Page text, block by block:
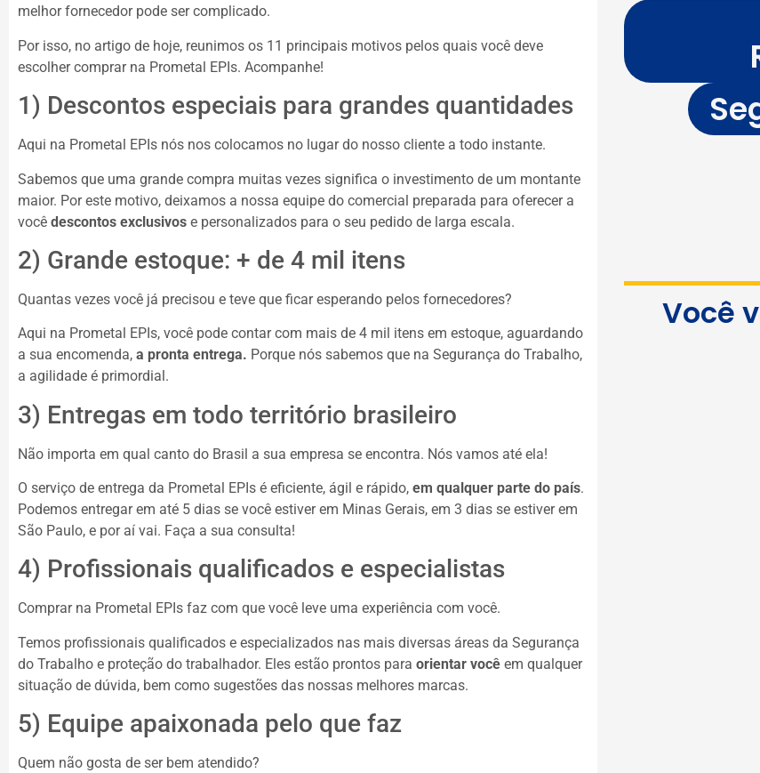
melhor fornecedor pode ser complicado.
Por isso, no artigo de hoje, reunimos os 11 principais motivos pelos quais você deve
escolher comprar na Prometal EPIs. Acompanhe!
1) Descontos especiais para grandes quantidades
Aqui na Prometal EPIs nós nos colocamos no lugar do nosso cliente a todo instante.
Sabemos que uma grande compra muitas vezes significa o investimento de um montante
maior. Por este motivo, deixamos a nossa equipe do comercial preparada para oferecer a
você descontos exclusivos e personalizados para o seu pedido de larga escala.
2) Grande estoque: + de 4 mil itens
Quantas vezes você já precisou e teve que ficar esperando pelos fornecedores?
Aqui na Prometal EPIs, você pode contar com mais de 4 mil itens em estoque, aguardando
a sua encomenda, a pronta entrega. Porque nós sabemos que na Segurança do Trabalho,
a agilidade é primordial.
3) Entregas em todo território brasileiro
Não importa em qual canto do Brasil a sua empresa se encontra. Nós vamos até ela!
O serviço de entrega da Prometal EPIs é eficiente, ágil e rápido, em qualquer parte do país.
Podemos entregar em até 5 dias se você estiver em Minas Gerais, em 3 dias se estiver em
São Paulo, e por aí vai. Faça a sua consulta!
4) Profissionais qualificados e especialistas
Comprar na Prometal EPIs faz com que você leve uma experiência com você.
Temos profissionais qualificados e especializados nas mais diversas áreas da Segurança
do Trabalho e proteção do trabalhador. Eles estão prontos para orientar você em qualquer
situação de dúvida, bem como sugestões das nossas melhores marcas.
5) Equipe apaixonada pelo que faz
Quem não gosta de ser bem atendido?
Você